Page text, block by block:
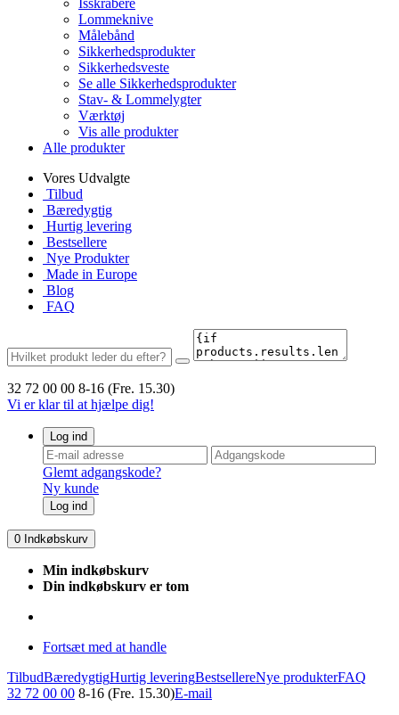
Isskrabere
Lommeknive
Målebånd
Sikkerhedsprodukter
Sikkerhedsveste
Se alle Sikkerhedsprodukter
Stav- & Lommelygter
Værktøj
Vis alle produkter
Alle produkter
Vores Udvalgte
Tilbud
Bæredygtig
Hurtig levering
Bestsellere
Nye Produkter
Made in Europe
Blog
FAQ
32 72 00 00 8-16 (Fre. 15.30)
Vi er klar til at hjælpe dig!
Log ind
Glemt adgangskode?
Ny kunde
Log ind
0 Indkøbskurv
Min indkøbskurv
Din indkøbskurv er tom
Fortsæt med at handle
TilbudBæredygtigHurtig leveringBestsellereNye produkterFAQ
32 72 00 00 8-16 (Fre. 15.30)E-mail